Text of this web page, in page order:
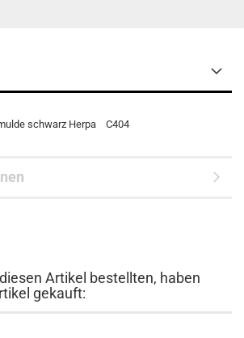
schwarz Herpa C404
Artikel bestellten, haben
gekauft: